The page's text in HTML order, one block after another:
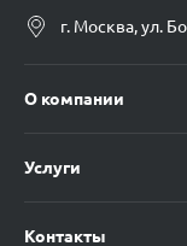
г. Москва, ул.
О компании
Услуги
Контакты